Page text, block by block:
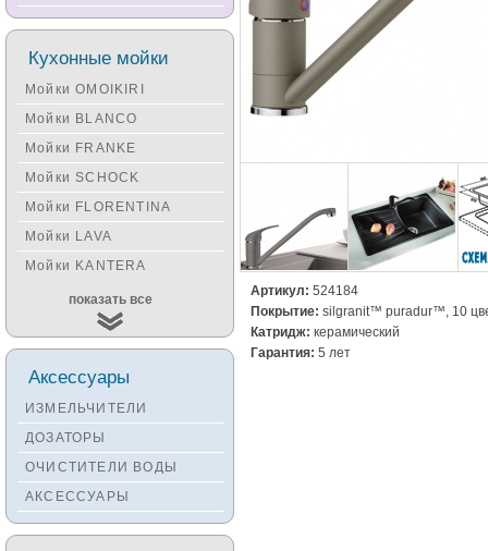
Артикул: 524184
Покрытие: silgranit™ puradur™, 10
Катридж: керамический
Гарантия: 5 лет
Кухонные мойки
Мойки OMOIKIRI
Мойки BLANCO
Мойки FRANKE
Мойки SCHOCK
Мойки FLORENTINA
Мойки LAVA
Мойки KANTERA
Мойки KUCHENSTERN
Мойки ALVEUS
Мойки TEKA
Мойки ZORG
Мойки SEAMAN
Мойки ZIGMUND&SHTAIN
Мойки OULIN
Мойки PAULMARK
показать все
Аксессуары
ИЗМЕЛЬЧИТЕЛИ
ДОЗАТОРЫ
ОЧИСТИТЕЛИ ВОДЫ
АКСЕССУАРЫ